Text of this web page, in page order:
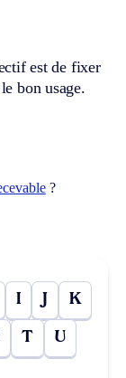
est de fixer
bon usage.
?
I J K
T U